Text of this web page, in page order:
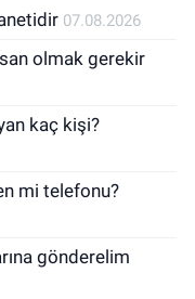
07.08.2026
olmak gerekir
kaç kişi?
mi telefonu?
gönderelim